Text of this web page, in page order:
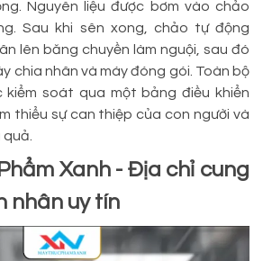
Nguyên liệu được bơm vào chảo
Sau khi sên xong, chảo tự động
lên băng chuyền làm nguội, sau đó
chia nhân và máy đóng gói. Toàn bộ
kiểm soát qua một bảng điều khiển
thiểu sự can thiệp của con người và
Xanh - Địa chỉ cung
nhân uy tín